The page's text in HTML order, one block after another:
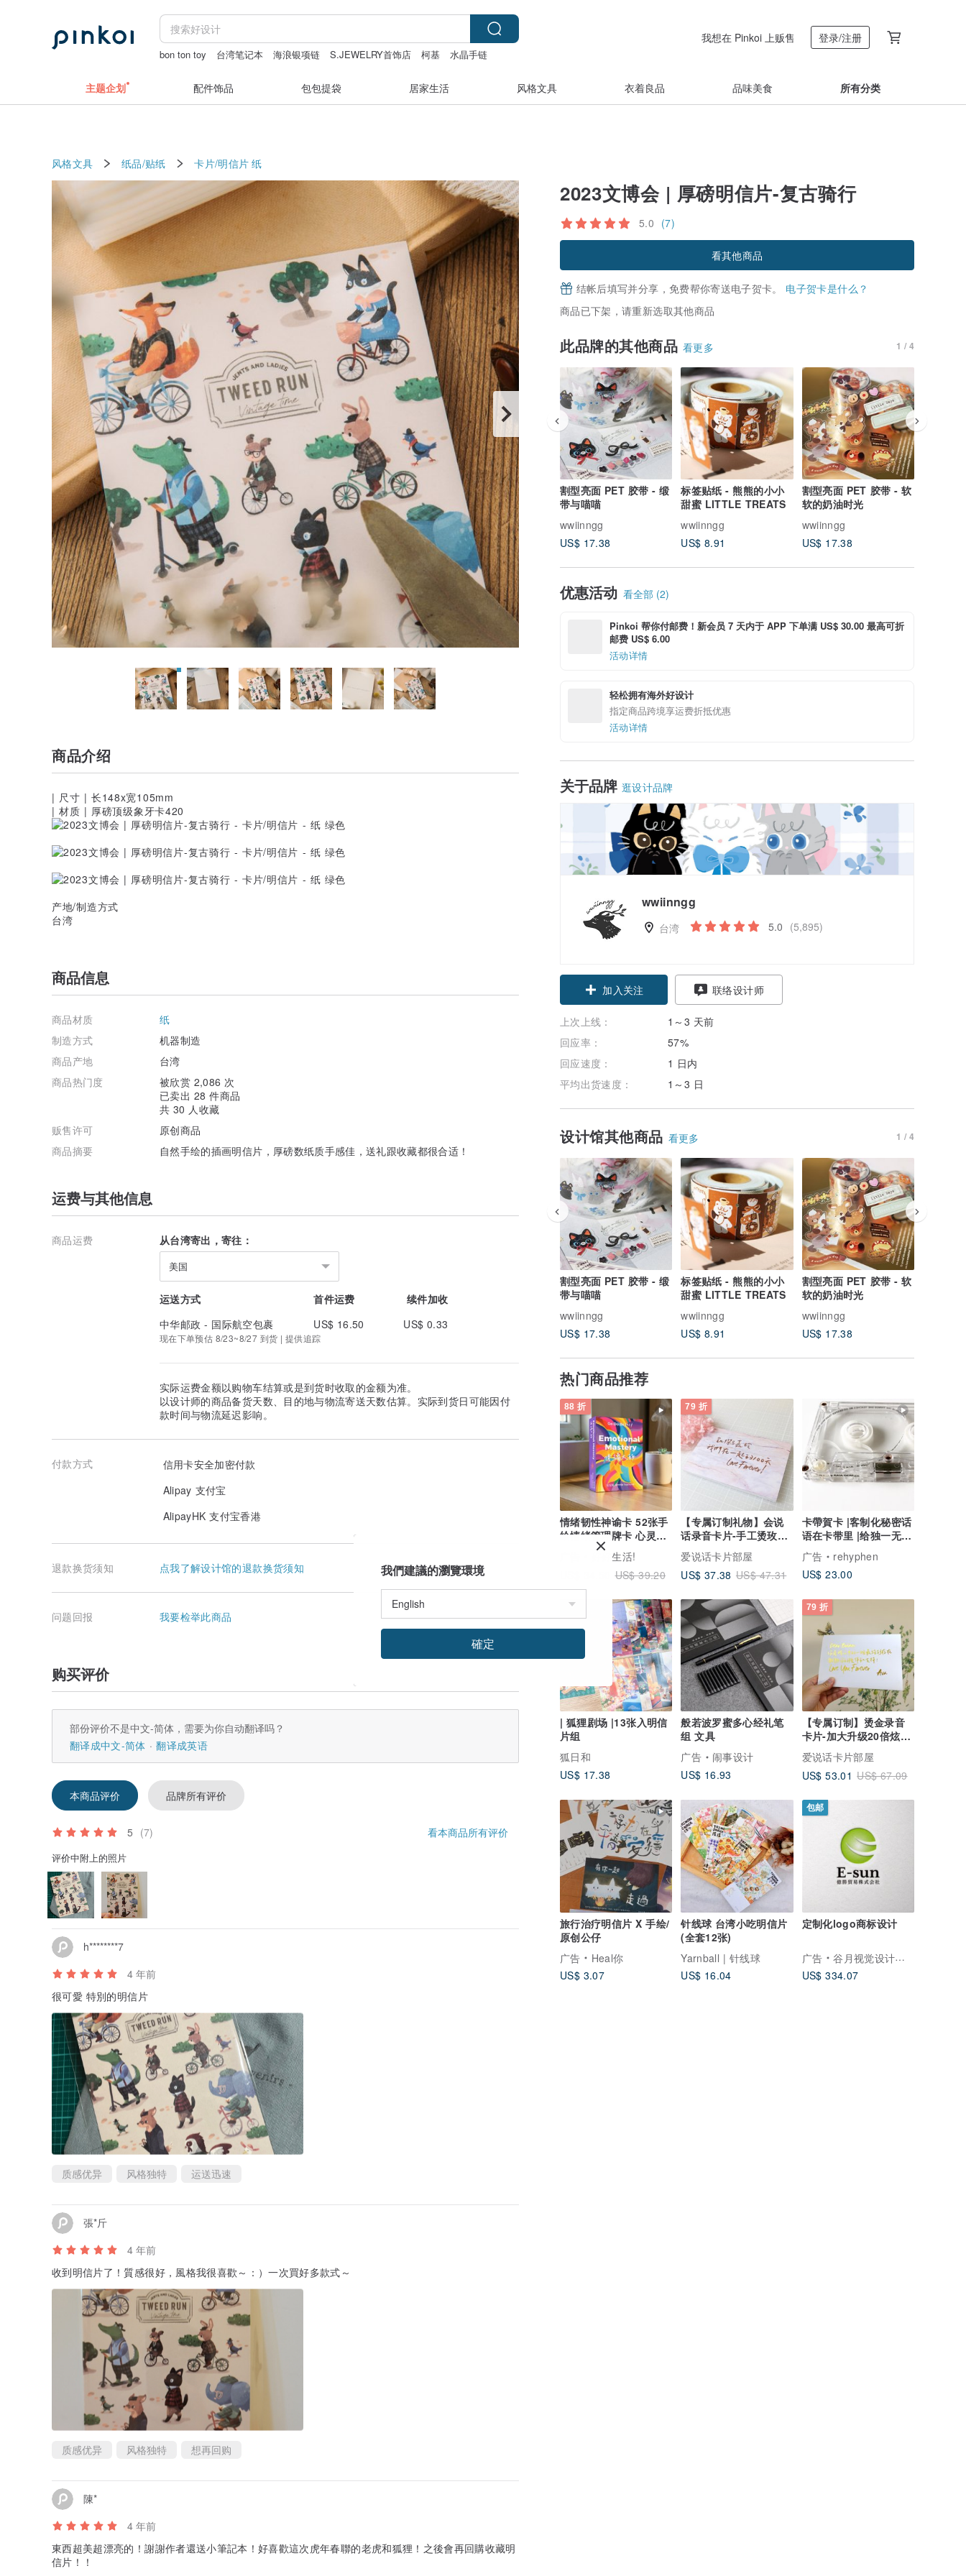
bon ton toy 台湾笔记本 海浪银项链 S.JEWELRY首饰店 柯基
水晶手链
我想在 Pinkoi 上贩售 登录/注册
主题企划 配件饰品 包包提袋 居家生活 风格文具 衣着良品 品味美食 所有分类
风格文具 纸品/贴纸 卡片/明信片 纸
2023文博会 | 厚磅明信片-复古骑行
5.0 (7)
看其他商品
结帐后填写并分享，免费帮你寄送电子贺卡。 电子贺卡是什么？
商品已下架，请重新选取其他商品
此品牌的其他商品 看更多 1 / 4
割型亮面 PET 胶带 - 缎
带与喵喵
wwiinngg
US$ 17.38
标签贴纸 - 熊熊的小小
甜蜜 LITTLE TREATS
wwiinngg
US$ 8.91
割型亮面 PET 胶带 - 软
软的奶油时光
wwiinngg
US$ 17.38
优惠活动 看全部 (2)
Pinkoi 帮你付邮费！新会员 7 天内于 APP 下单满 US$ 30.00 最高可折
邮费 US$ 6.00
活动详情
轻松拥有海外好设计
指定商品跨境享运费折抵优惠
活动详情
关于品牌 逛设计品牌
wwiinngg
台湾 5.0 (5,895)
加入关注 联络设计师
上次上线：
1～3 天前
回应率：
57%
回应速度：
1 日内
平均出货速度：
1～3 日
设计馆其他商品 看更多 1 / 4
割型亮面 PET 胶带 - 缎
带与喵喵
wwiinngg
US$ 17.38
标签贴纸 - 熊熊的小小
甜蜜 LITTLE TREATS
wwiinngg
US$ 8.91
割型亮面 PET 胶带 - 软
软的奶油时光
wwiinngg
US$ 17.38
热门商品推荐
88 折
情绪韧性神谕卡 52张手
绘情绪管理牌卡 心灵疗
愈・自我引导好好生活!
US$ 39.20
79 折
【专属订制礼物】会说
话录音卡片-手工烫玫瑰
金 男女友 七夕 纪念
爱说话卡片部屋
US$ 37.38 US$ 47.31
卡帶賀卡 |客制化秘密话
语在卡带里 |给独一无二
你的閨蜜生日賀卡
广告
rehyphen
US$ 23.00
| 狐狸剧场 |13张入明信
片组
狐日和
US$ 17.38
般若波罗蜜多心经礼笔
组 文具
广告
闹事设计
US$ 16.93
79 折
【专属订制】烫金录音
卡片-加大升级20倍炫彩
灯效-情人礼物 女友
爱说话卡片部屋
US$ 53.01 US$ 67.09
旅行治疗明信片 X 手绘/
原创公仔
广告
Heal你
US$ 3.07
针线球 台湾小吃明信片
(全套12张)
Yarnball | 针线球
US$ 16.04
包邮
定制化logo商标设计
广告
谷月视觉设计工作室
US$ 334.07
商品介绍
| 尺寸 | 长148x宽105mm
| 材质 | 厚磅顶级象牙卡420
产地/制造方式
台湾
商品信息
商品材质
纸
制造方式
机器制造
商品产地
台湾
商品热门度
被欣赏 2,086 次
已卖出 28 件商品
共 30 人收藏
贩售许可
原创商品
商品摘要
自然手绘的插画明信片，厚磅数纸质手感佳，送礼跟收藏都很合适！
运费与其他信息
商品运费 从台湾寄出，寄往：
美国
运送方式 首件运费
续件加收
中华邮政 - 国际航空包裹
US$ 16.50 US$ 0.33
现在下单预估 8/23~8/27 到货 | 提供追踪
实际运费金额以购物车结算或是到货时收取的金额为准。
以设计师的商品备货天数、目的地与物流寄送天数估算。实际到货日可能因付
款时间与物流延迟影响。
付款方式
信用卡安全加密付款
Alipay 支付宝
AlipayHK 支付宝香港
退款换货须知 点我了解设计馆的退款换货须知
问题回报 我要检举此商品
购买评价
部份评价不是中文-简体，需要为你自动翻译吗？
翻译成中文-简体
翻译成英语
本商品评价 品牌所有评价
5 (7) 看本商品所有评价
评价中附上的照片
h********7
4 年前
很可愛 特別的明信片
质感优异 风格独特 运送迅速
張*斤
4 年前
收到明信片了！質感很好，風格我很喜歡～：）一次買好多款式～
质感优异 风格独特 想再回购
陳*
4 年前
東西超美超漂亮的！謝謝作者還送小筆記本！好喜歡這次虎年春聯的老虎和狐狸！之後會再回購收藏明
信片！！
我們建議的瀏覽環境
確定